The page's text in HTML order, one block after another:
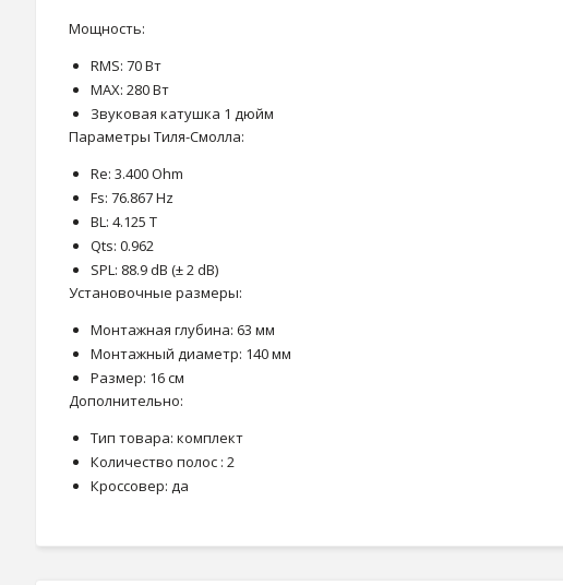
Мощность:
RMS: 70 Вт
MAX: 280 Вт
Звуковая катушка 1 дюйм
Параметры Тиля-Смолла:
Re: 3.400 Ohm
Fs: 76.867 Hz
BL: 4.125 T
Qts: 0.962
SPL: 88.9 dB (± 2 dB)
Установочные размеры:
Монтажная глубина: 63 мм
Монтажный диаметр: 140 мм
Размер: 16 см
Дополнительно:
Тип товара: комплект
Количество полос : 2
Кроссовер: да